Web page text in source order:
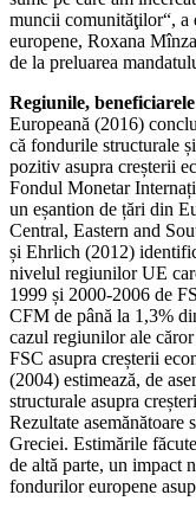
muncii comunităţilor“, a
europene, Roxana
de la preluarea
Regiunile,
Europeană (2016)
că fondurile structurale
pozitiv asupra creșterii
Fondul Monetar
un eșantion de țări din
Central, Eastern and
și Ehrlich (2012)
nivelul regiunilor UE
1999 și 2000-2006 de
CFM de până la 1,3%
cazul regiunilor ale
FSC asupra creșterii
(2004) estimează, de
structurale asupra
Rezultate
Greciei. Estimările
de altă parte, un impact
fondurilor europene